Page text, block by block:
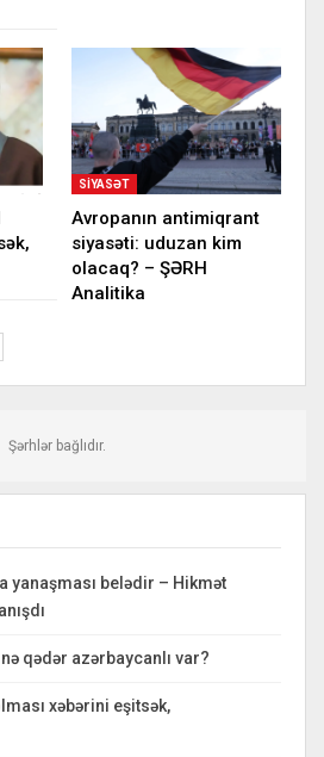
SIYASƏT
Avropanın antimiqrant
siyasəti: uduzan kim
olacaq? – ŞƏRH
Analitika
Şərhlər bağlıdır.
yanaşması belədir – Hikmət
qədər azərbaycanlı var?
xəbərini eşitsək,